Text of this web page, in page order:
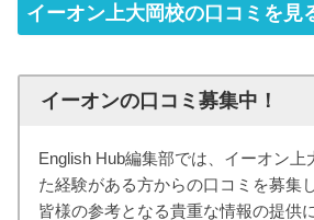
イーオン上大岡校の口コミを見
イーオンの口コミ募集中！
English Hub編集部では、イーオン上
た経験がある方からの口コミを募集
皆様の参考となる貴重な情報の提供